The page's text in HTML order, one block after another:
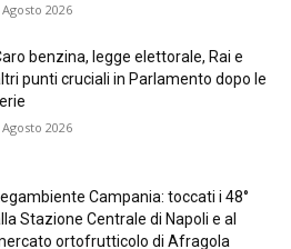
Agosto 2026
benzina, legge elettorale, Rai e
punti cruciali in Parlamento dopo le
Agosto 2026
Campania: toccati i 48°
Stazione Centrale di Napoli e al
ortofrutticolo di Afragola